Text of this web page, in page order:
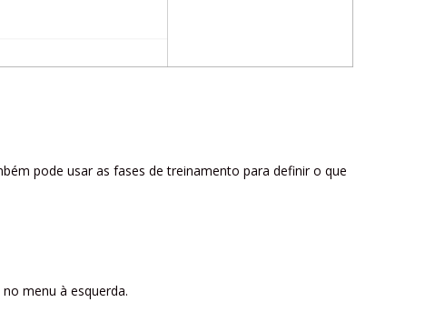
pode usar as fases de treinamento para definir o que
menu à esquerda.